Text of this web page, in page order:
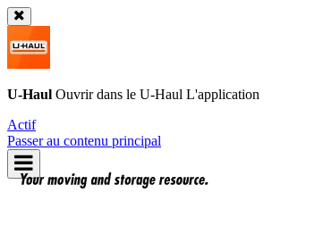
U-Haul Ouvrir dans le U-Haul L'application
Actif
Passer au contenu principal